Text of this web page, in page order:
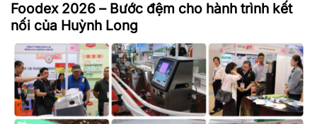
Foodex 2026 – Bước đệm cho hành trình kết
nối của Huỳnh Long